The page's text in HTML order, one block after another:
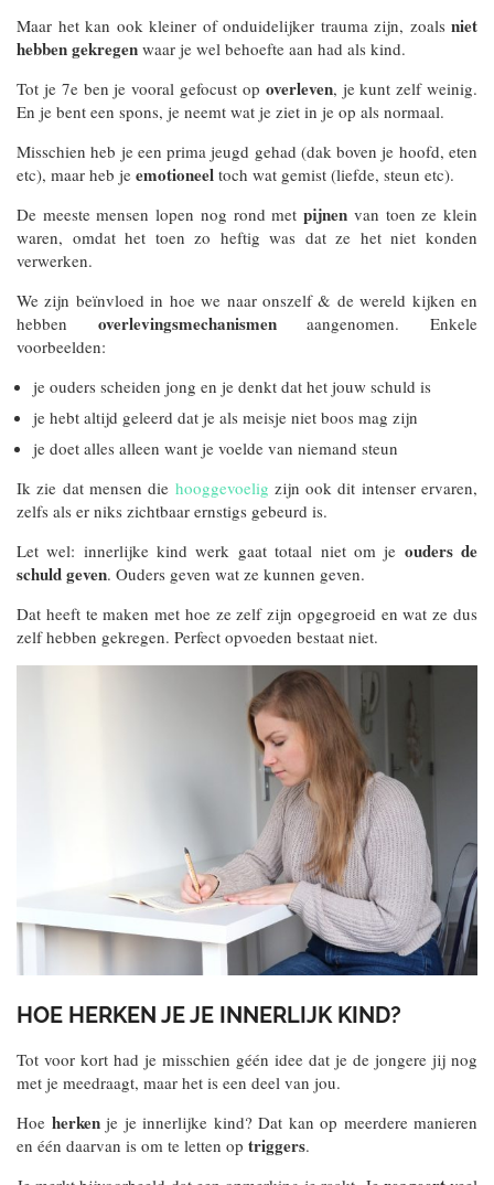
Maar het kan ook kleiner of onduidelijker trauma zijn, zoals niet
hebben gekregen waar je wel behoefte aan had als kind.
Tot je 7e ben je vooral gefocust op overleven, je kunt zelf weinig.
En je bent een spons, je neemt wat je ziet in je op als normaal.
Misschien heb je een prima jeugd gehad (dak boven je hoofd, eten
etc), maar heb je emotioneel toch wat gemist (liefde, steun etc).
De meeste mensen lopen nog rond metpijnen van toen ze klein
waren, omdat het toen zo heftig was dat ze het niet konden
verwerken.
We zijn beïnvloed in hoe we naar onszelf & de wereld kijken en
hebben overlevingsmechanismenaangenomen. Enkele
voorbeelden:
je ouders scheiden jong en je denkt dat het jouw schuld is
je hebt altijd geleerd dat je als meisje niet boos mag zijn
je doet alles alleen want je voelde van niemand steun
Ik zie dat mensen die hooggevoelig zijn ook dit intenser ervaren,
zelfs als er niks zichtbaar ernstigs gebeurd is.
Let wel: innerlijke kind werk gaat totaal niet om je ouders de
schuld geven. Ouders geven wat ze kunnen geven.
Dat heeft te maken met hoe ze zelf zijn opgegroeid en wat ze dus
zelf hebben gekregen. Perfect opvoeden bestaat niet.
HOE HERKEN JE JE INNERLIJK KIND?
Tot voor kort had je misschien géén idee dat je de jongere jij nog
met je meedraagt, maar het is een deel van jou.
Hoe herkenje je innerlijke kind? Dat kan op meerdere manieren
en één daarvan is om te letten op triggers.